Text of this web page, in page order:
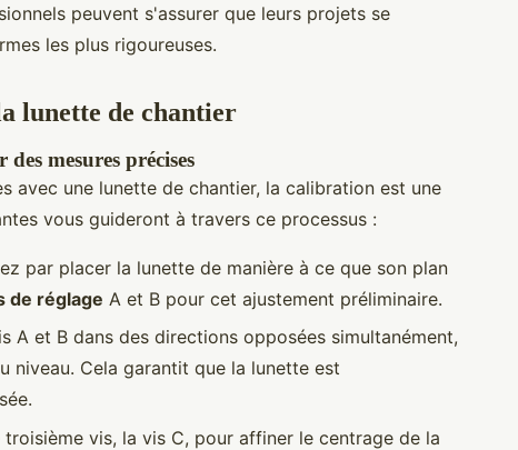
peuvent s'assurer que leurs projets se
les plus rigoureuses.
lunette de chantier
mesures précises
avec une lunette de chantier, la calibration est une
vous guideront à travers ce processus :
par placer la lunette de manière à ce que son plan
de réglage A et B pour cet ajustement préliminaire.
A et B dans des directions opposées simultanément,
niveau. Cela garantit que la lunette est
troisième vis, la vis C, pour affiner le centrage de la